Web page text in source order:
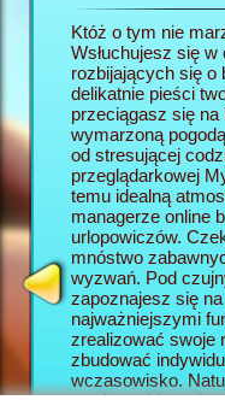
Któż o tym nie
Wsłuchujesz się w
rozbijających się o
delikatnie pieści
przeciągasz się
wymarzoną
od stresującej
przeglądarkowej
temu idealną
managerze online
urlopowiczów.
mnóstwo
wyzwań. Pod
zapoznajesz się
najważniejszymi
zrealizować swoje
zbudować
wczasowisko.